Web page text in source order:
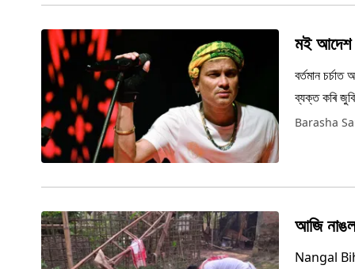
মই আদেশ
বৰ্তমান
ব্যক্ত কৰি
Barasha
আজি
Nangal